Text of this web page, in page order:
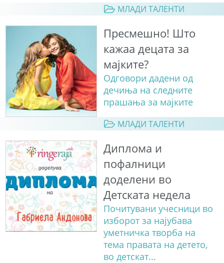
МЛАДИ ТАЛЕНТИ
Пресмешно! Што
кажаа децата за
мајките?
Одговори дадени од
дечиња на следните
прашања за мајките
МЛАДИ ТАЛЕНТИ
Диплома и
пофалници
доделени во
Детската недела
Почитувани учесници во
изборот за најубава
уметничка творба на
тема правата на детето,
во детскат...